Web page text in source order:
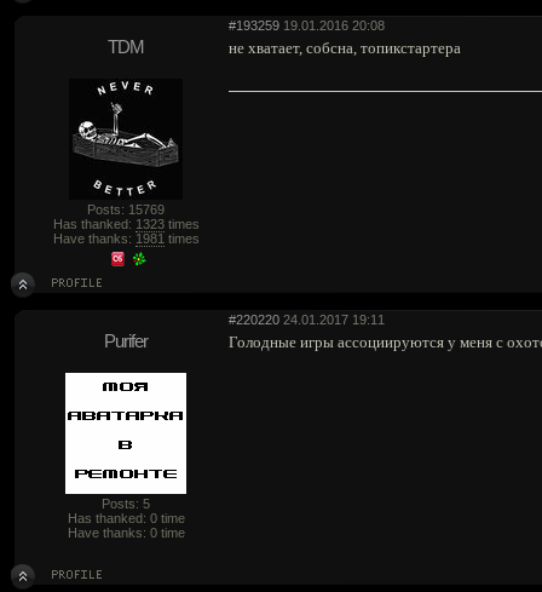
#193259 19.01.2016 20:08
TDM
Posts: 15769
Has thanked: 1323times
Have thanks: 1981 times
не хватает, собсна, топикстартера
#220220 24.01.2017 19:11
Purifer
Posts: 5
Has thanked: 0 time
Have thanks: 0 time
Голодные игры ассоциируются у меня с